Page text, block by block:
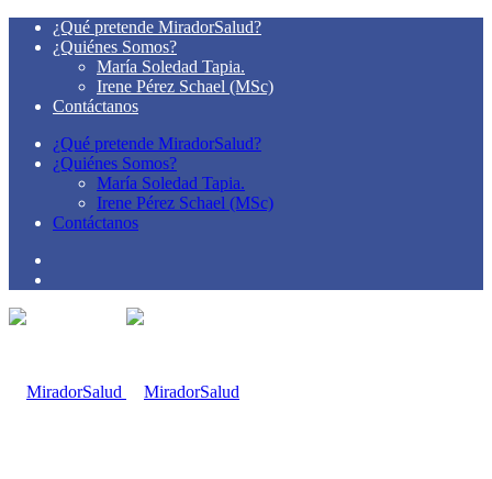
¿Qué pretende MiradorSalud?
¿Quiénes Somos?
María Soledad Tapia.
Irene Pérez Schael (MSc)
Contáctanos
¿Qué pretende MiradorSalud?
¿Quiénes Somos?
María Soledad Tapia.
Irene Pérez Schael (MSc)
Contáctanos